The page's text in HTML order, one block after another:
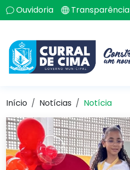
Ouvidoria Transparência
Início Notícias Notícia